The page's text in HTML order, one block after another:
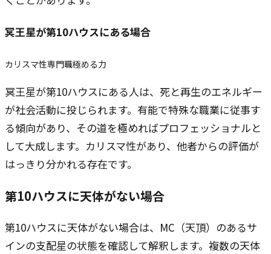
冥王星が第10ハウスにある場合
カリスマ性専門職極める力
冥王星が第10ハウスにある人は、死と再生のエネルギー
が社会活動に投じられます。有能で特殊な職業に従事す
る傾向があり、その道を極めればプロフェッショナルと
して大成します。カリスマ性があり、他者からの評価が
はっきり分かれる存在です。
第10ハウスに天体がない場合
第10ハウスに天体がない場合は、MC（天頂）のあるサ
インの支配星の状態を確認して解釈します。複数の天体